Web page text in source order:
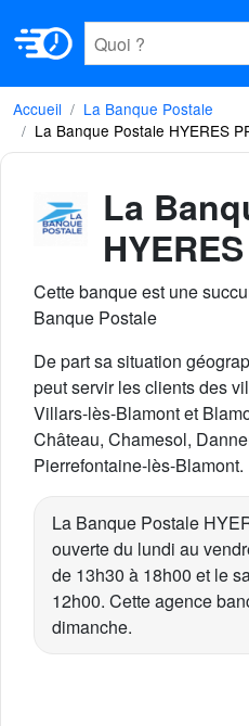
Accueil
La Banque Postale
La Banque Postale HYERES
La
Cette banque est une
Banque Postale
De part sa situation
peut servir les clients des
Villars-lès-Blamont et
Château, Chamesol,
Pierrefontaine-lès-Blamont.
La Banque Postale
ouverte du lundi au
de 13h30 à 18h00 et le
12h00. Cette agence
dimanche.